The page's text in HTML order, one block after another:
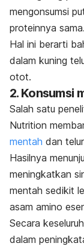
mengonsumsi
proteinnya sama.
Hal ini berarti
dalam kuning
otot.
2. Konsumsi
Salah satu
Nutrition
mentah dan
Hasilnya
meningkatkan
mentah sedikit
asam amino
Secara
dalam